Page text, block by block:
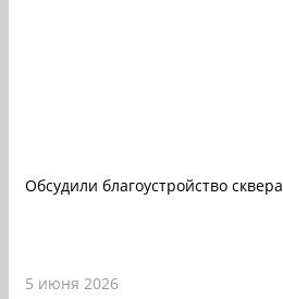
Обсудили благоустройство сквера
5 июня 2026